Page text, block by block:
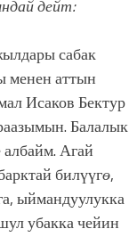
дейт:
сабак
менен аттын
Исаков Бектур
Балалык
албайм. Агай
билүүгө,
ыймандуулукка
убакка чейин